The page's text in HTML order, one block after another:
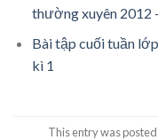
thường xuyên 2012
Bài tập cuối tuần
kì 1
This entry was posted